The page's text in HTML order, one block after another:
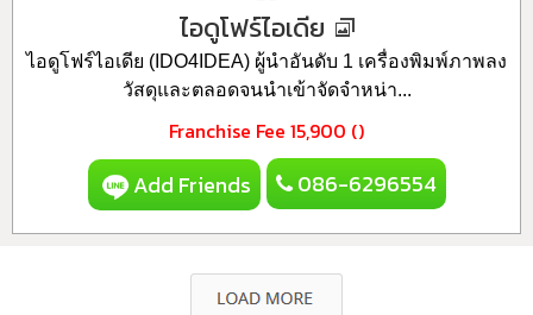
ไอดูโฟร์ไอเดีย
ไอดูโฟร์ไอเดีย (IDO4IDEA) ผู้นำอันดับ 1 เครื่องพิมพ์ภาพลง
วัสดุและตลอดจนนำเข้าจัดจำหน่า...
Franchise Fee 15,900 ()
Add Friends 086-6296554